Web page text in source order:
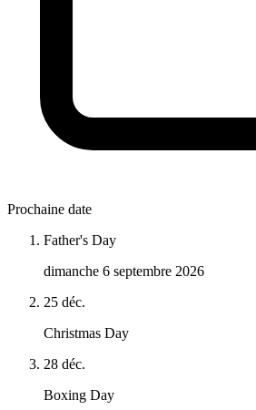
Prochaine date
Father's Day
dimanche 6 septembre 2026
25 déc.
Christmas Day
28 déc.
Boxing Day